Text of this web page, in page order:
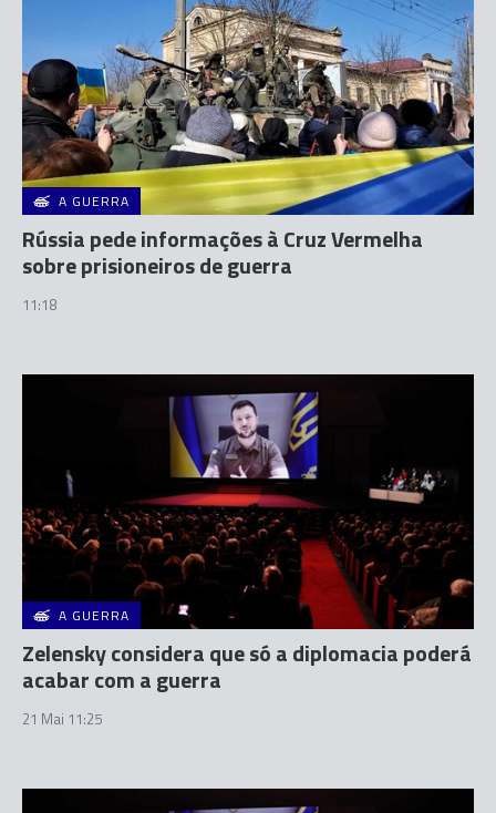
A GUERRA
Rússia pede informações à Cruz Vermelha
sobre prisioneiros de guerra
11:18
A GUERRA
Zelensky considera que só a diplomacia poderá
acabar com a guerra
21 Mai 11:25